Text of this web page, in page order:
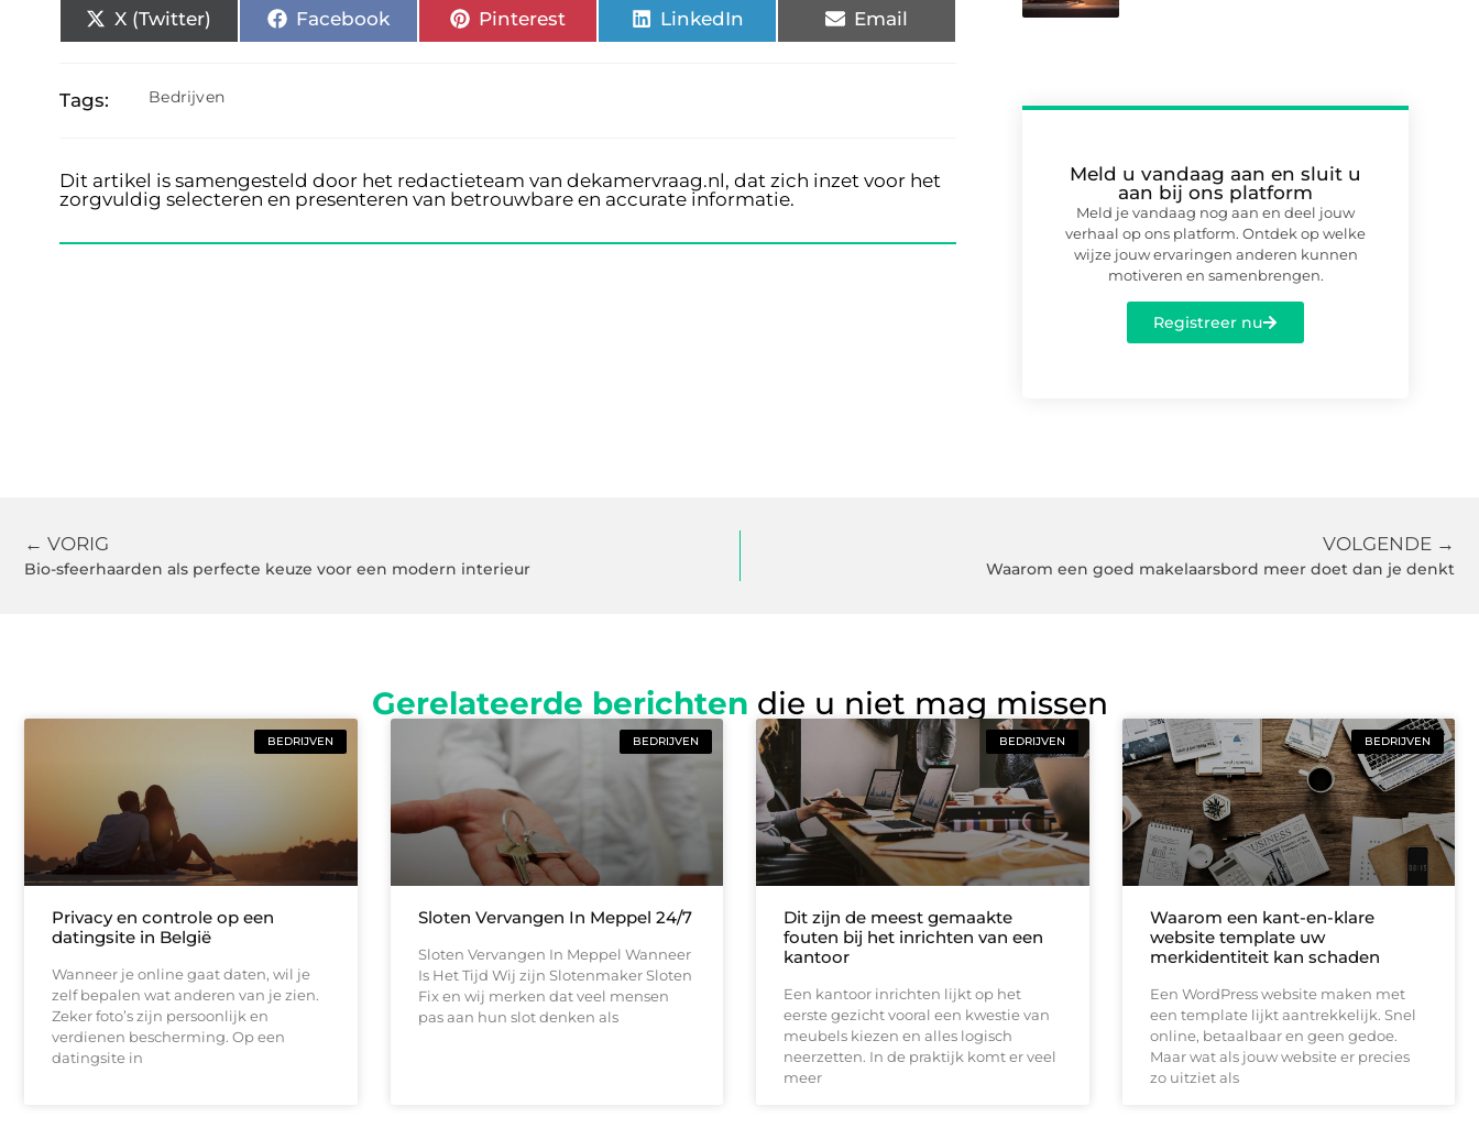
X (Twitter) Facebook Pinterest LinkedIn Email
Tags: Bedrijven
Dit artikel is samengesteld door het redactieteam van dekamervraag.nl, dat zich inzet voor het
zorgvuldig selecteren en presenteren van betrouwbare en accurate informatie.
Meld u vandaag aan en sluit u
aan bij ons platform
Meld je vandaag nog aan en deel jouw
verhaal op ons platform. Ontdek op welke
wijze jouw ervaringen anderen kunnen
motiveren en samenbrengen.
Registreer nu
← VORIG
Bio-sfeerhaarden als perfecte keuze voor een modern interieur
VOLGENDE →
Waarom een goed makelaarsbord meer doet dan je denkt
Gerelateerde berichten die u niet mag missen
BEDRIJVEN
Privacy en controle op een
datingsite in België
Wanneer je online gaat daten, wil je
zelf bepalen wat anderen van je zien.
Zeker foto’s zijn persoonlijk en
verdienen bescherming. Op een
datingsite in
BEDRIJVEN
Sloten Vervangen In Meppel 24/7
Sloten Vervangen In Meppel Wanneer
Is Het Tijd Wij zijn Slotenmaker Sloten
Fix en wij merken dat veel mensen
pas aan hun slot denken als
BEDRIJVEN
Dit zijn de meest gemaakte
fouten bij het inrichten van een
kantoor
Een kantoor inrichten lijkt op het
eerste gezicht vooral een kwestie van
meubels kiezen en alles logisch
neerzetten. In de praktijk komt er veel
meer
BEDRIJVEN
Waarom een kant-en-klare
website template uw
merkidentiteit kan schaden
Een WordPress website maken met
een template lijkt aantrekkelijk. Snel
online, betaalbaar en geen gedoe.
Maar wat als jouw website er precies
zo uitziet als